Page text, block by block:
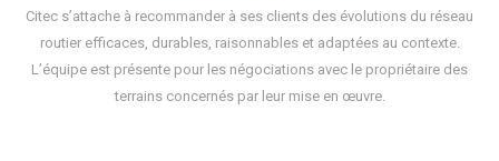
Citec s’attache à recommander à ses clients des évolutions du réseau
routier efficaces, durables, raisonnables et adaptées au contexte.
L’équipe est présente pour les négociations avec le propriétaire des
terrains concernés par leur mise en œuvre.